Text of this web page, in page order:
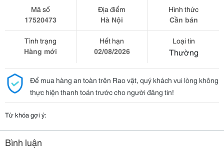
Mã số
17520473
Địa điểm
Hà Nội
Hình thức
Cần bán
Tình trạng
Hàng mới
Hết hạn
02/08/2026
Loại tin
Thường
Để mua hàng an toàn trên Rao vặt, quý khách vui lòng không
thực hiện thanh toán trước cho người đăng tin!
Từ khóa gợi ý:
Bình luận